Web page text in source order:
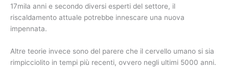
17mila anni e secondo diversi esperti del settore, il
riscaldamento attuale potrebbe innescare una nuova
impennata.
Altre teorie invece sono del parere che il cervello umano si sia
rimpicciolito in tempi più recenti, ovvero negli ultimi 5000 anni.